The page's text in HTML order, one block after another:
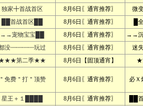
独家╋首战首区 8月6日〖通宵推荐〗
微
██首战首区██ 8月6日〖通宵推荐〗
█
→→宠物宝宝██ 8月6日〖通宵推荐〗
→→
没┉┉┉┉玩过 8月6日〖通宵推荐〗
迷
第二季★★ 8月6日【固顶通宵】 ★
＂免费＂打＂顶赞 8月6日〖通宵推荐〗 必Ｘ
星王＋１████ 8月6日〖通宵推荐〗
██